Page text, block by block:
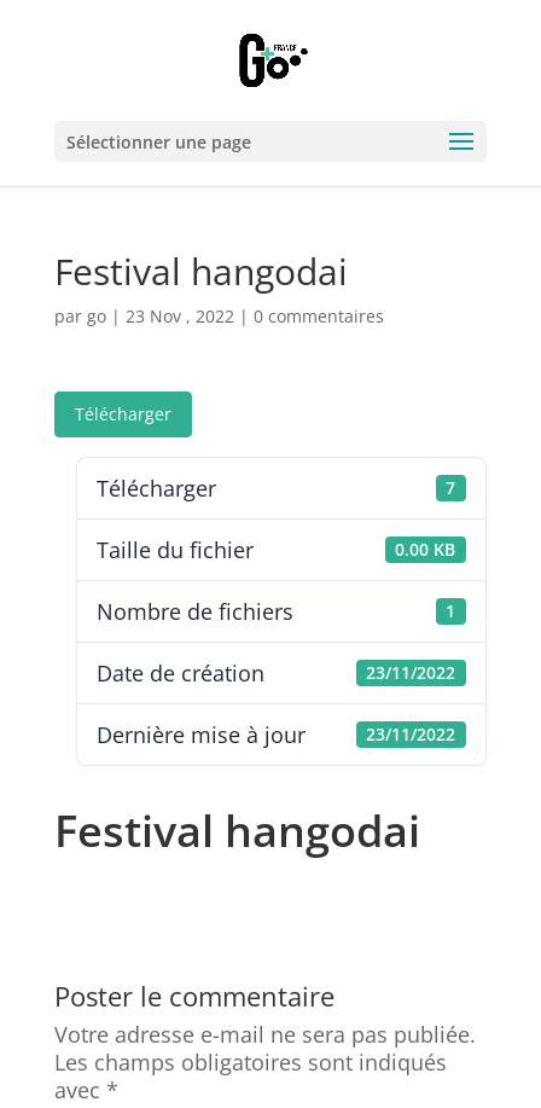
Sélectionner une page
Festival hangodai
par go| 23 Nov , 2022| 0 commentaires
Télécharger
Télécharger 7
Taille du fichier 0.00 KB
Nombre de fichiers 1
Date de création 23/11/2022
Dernière mise à jour 23/11/2022
Festival hangodai
Poster le commentaire
Votre adresse e-mail ne sera pas publiée.
Les champs obligatoires sont indiqués
avec *